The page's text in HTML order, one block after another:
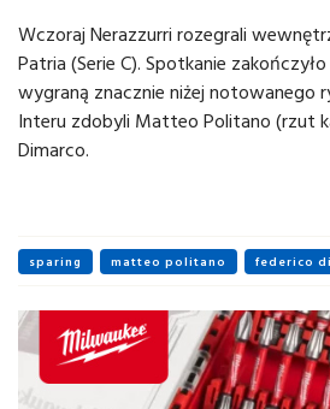
Wczoraj Nerazzurri rozegrali
Patria (Serie C). Spotkanie
wygraną znacznie niżej notowanego
Interu zdobyli Matteo Politano (rzut
Dimarco.
sparing matteo politano federico